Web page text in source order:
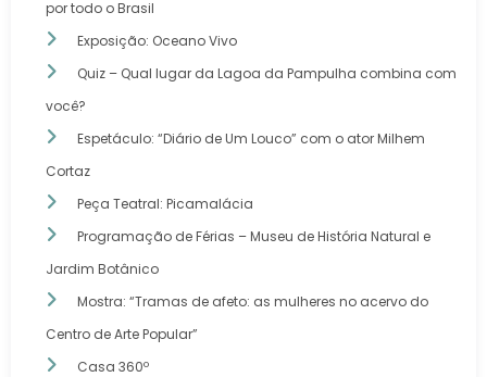
por todo o Brasil
Exposição: Oceano Vivo
Quiz – Qual lugar da Lagoa da Pampulha combina com
você?
Espetáculo: “Diário de Um Louco” com o ator Milhem
Cortaz
Peça Teatral: Picamalácia
Programação de Férias – Museu de História Natural e
Jardim Botânico
Mostra: “Tramas de afeto: as mulheres no acervo do
Centro de Arte Popular”
Casa 360º